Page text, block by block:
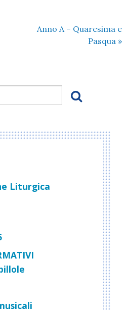
Anno A – Quaresima e
Pasqua »
Liturgica